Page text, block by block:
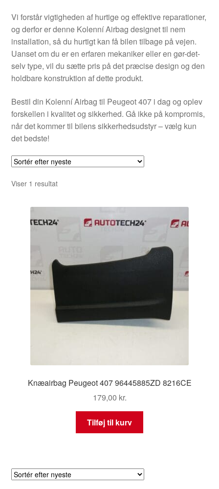
Vilkår og betingelser
Vi forstår vigtigheden af hurtige og effektive reparationer,
og derfor er denne Kolenní Airbag designet til nem
installation, så du hurtigt kan få bilen tilbage på vejen.
Uanset om du er en erfaren mekaniker eller en gør-det-
selv type, vil du sætte pris på det præcise design og den
holdbare konstruktion af dette produkt.
Bestil din Kolenní Airbag til Peugeot 407 i dag og oplev
forskellen i kvalitet og sikkerhed. Gå ikke på kompromis,
når det kommer til bilens sikkerhedsudstyr – vælg kun
det bedste!
Viser 1 resultat
Knæairbag Peugeot 407 96445885ZD 8216CE
179,00 kr.
Tilføj til kurv